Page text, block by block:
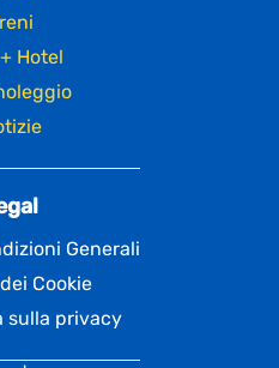
Hotel
Generali
Cookie
sulla privacy